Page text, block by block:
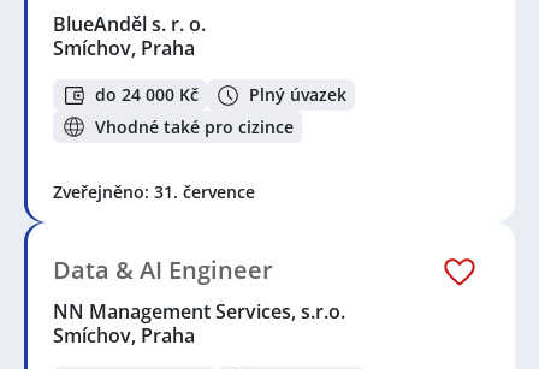
BlueAnděl s. r. o.
Smíchov, Praha
do 24 000 Kč
Plný úvazek
Vhodné také pro cizince
Zveřejněno: 31. července
Data & AI Engineer
NN Management Services, s.r.o.
Smíchov, Praha